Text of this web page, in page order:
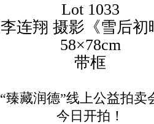
Lot 1033
李连翔 摄影《雪后初
58×78cm
带框